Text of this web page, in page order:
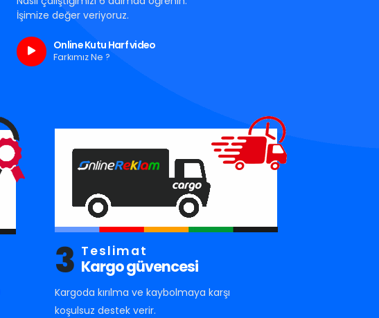
İşimize değer veriyoruz.
Online Kutu Harf video
Farkımız Ne ?
3 Teslimat
Kargo güvencesi
Kargoda kırılma ve kaybolmaya karşı
koşulsuz destek verir.